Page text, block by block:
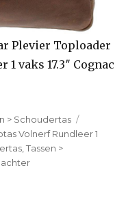
Plevier Toploader
vaks 17.3″ Cognac
> Schoudertas
Volnerf Rundleer 1
,Tassen >